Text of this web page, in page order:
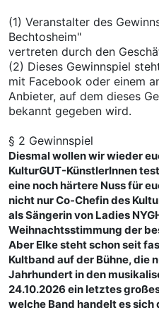
(1) Veranstalter des
Bechtosheim"
vertreten durch den
(2) Dieses Gewinnspiel
mit Facebook oder einem
Anbieter, auf dem dieses
bekannt gegeben wird.
§ 2 Gewinnspiel
Diesmal wollen wir wieder
KulturGUT-KünstlerInnen
eine noch härtere Nuss für
nicht nur Co-Chefin des
als Sängerin von Ladies
Weihnachtsstimmung der
Aber Elke steht schon seit
Kultband auf der Bühne, die
Jahrhundert in den
24.10.2026 ein letztes
welche Band handelt es sich